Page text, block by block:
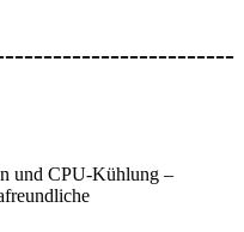
und CPU-Kühlung –